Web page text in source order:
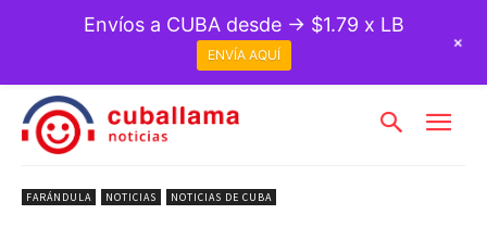
FARÁNDULA NOTICIAS NOTICIAS DE CUBA
Envíos a CUBA desde → $1.79 x LB
ENVÍA AQUÍ
+